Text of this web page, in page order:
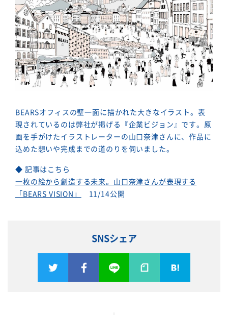
BEARSオフィスの壁一面に描かれた大きなイラスト。表
現されているのは弊社が掲げる『企業ビジョン』です。原
画を手がけたイラストレーターの山口奈津さんに、作品に
込めた想いや完成までの道のりを伺いました。
◆ 記事はこちら
一枚の絵から創造する未来。山口奈津さんが表現する
「BEARS VISION」
11/14公開
SNSシェア